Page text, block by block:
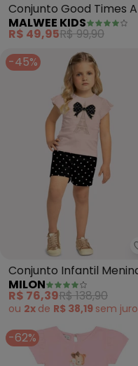
Conjunto Good Times
Coming (Rosa)
MALWEE KIDS
R$ 49,95R$ 99,90
-45%
Conjunto Infantil
Bordado (Rosa)
MILON
R$ 76,39R$ 138,90
ou 2x de R$ 38,19 sem
-62%